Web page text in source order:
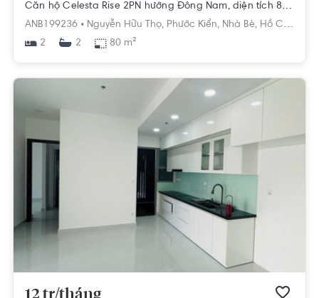
Căn hộ Celesta Rise 2PN hướng Đông Nam, diện tích 80 m²
ANB199236 • Nguyễn Hữu Thọ, Phước Kiển, Nhà Bè, Hồ Chí Minh
2
2 80 m²